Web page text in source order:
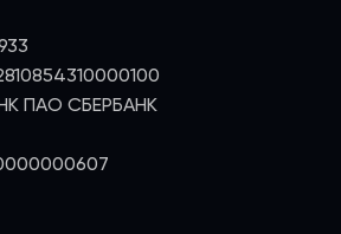
ПАО СБЕРБАНК